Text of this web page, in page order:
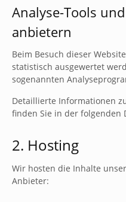
Analyse-Tools
anbietern
Beim Besuch dieser
statistisch ausgewertet
sogenannten
Detaillierte Informationen
finden Sie in der folgenden
2. Hosting
Wir hosten die Inhalte
Anbieter: